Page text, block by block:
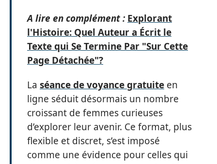
A lire en complément : Explorant
l'Histoire: Quel Auteur a Écrit le
Texte qui Se Termine Par "Sur Cette
Page Détachée"?
La séance de voyance gratuite en
ligne séduit désormais un nombre
croissant de femmes curieuses
d’explorer leur avenir. Ce format, plus
flexible et discret, s’est imposé
comme une évidence pour celles qui